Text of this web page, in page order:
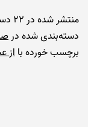
منتشر شده در 22 دسامبر 2021
دسته‌بندی شده در
برچسب خورده با از